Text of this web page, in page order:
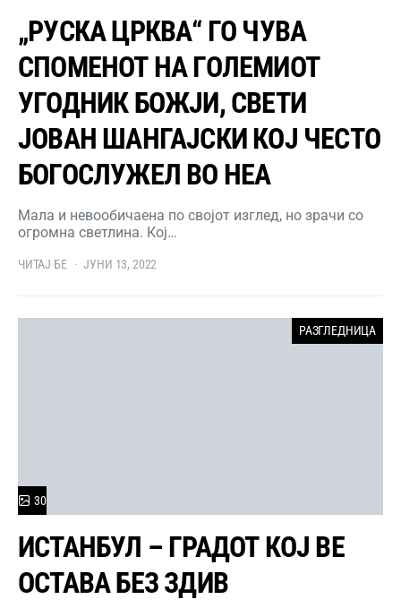
„РУСКА ЦРКВА“ ГО ЧУВА
СПОМЕНОТ НА ГОЛЕМИОТ
УГОДНИК БОЖЈИ, СВЕТИ
ЈОВАН ШАНГАЈСКИ КОЈ ЧЕСТО
БОГОСЛУЖЕЛ ВО НЕА
Мала и невообичаена по својот изглед, но зрачи со
огромна светлина. Кој…
ЧИТАЈ БЕ ЈУНИ 13, 2022
РАЗГЛЕДНИЦА
30
ИСТАНБУЛ – ГРАДОТ КОЈ ВЕ
ОСТАВА БЕЗ ЗДИВ